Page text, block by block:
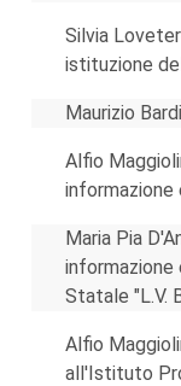
Silvia
istituzione
Maurizio
Alfio
informazione
Maria Pia
Statale "L.V.
Alfio
all'Istituto